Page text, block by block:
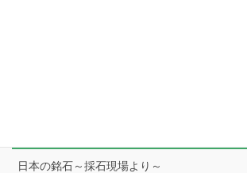
日本の銘石～採石現場より～